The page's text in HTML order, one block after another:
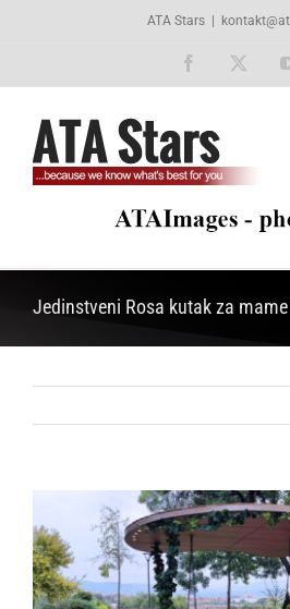
ATA Stars
Facebook
Jedinstveni Rosa kutak za
Larger
Image